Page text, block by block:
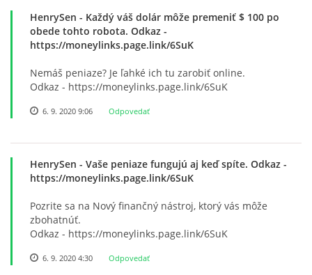
GDPR
REGISTRATÚRNY PLÁN MŠ
AKTUALIZAČNÉ VZDELÁVANIE
ZÁBAVNÉ UČENIE DOMA
VIDEO ALBUM
COVID-19
HenrySen - Každý váš dolár môže premeniť $ 100 po
obede tohto robota. Odkaz -
https://moneylinks.page.link/6SuK
Nemáš peniaze? Je ľahké ich tu zarobiť online.
Odkaz - https://moneylinks.page.link/6SuK
6. 9. 2020 9:06 Odpovedať
HenrySen - Vaše peniaze fungujú aj keď spíte. Odkaz -
https://moneylinks.page.link/6SuK
Pozrite sa na Nový finančný nástroj, ktorý vás môže
zbohatnúť.
Odkaz - https://moneylinks.page.link/6SuK
6. 9. 2020 4:30 Odpovedať